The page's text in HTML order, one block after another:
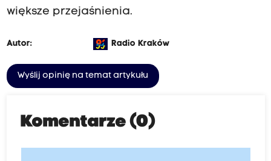
większe przejaśnienia.
Autor: Radio Kraków
Wyślij opinię na temat artykułu
Komentarze (0)